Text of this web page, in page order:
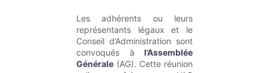
Les adhérents ou leurs
représentants légaux et le
Conseil d’Administration sont
convoqués à l’Assemblée
Générale (AG). Cette réunion